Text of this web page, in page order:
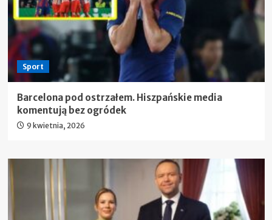
Sport
Barcelona pod ostrzałem. Hiszpańskie media
komentują bez ogródek
9 kwietnia, 2026